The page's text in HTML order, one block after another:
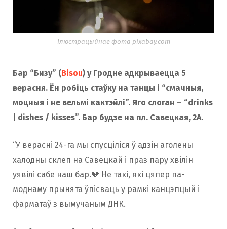
Ілюстрацыйнае фота pixabay.com
Бар “Бизу” (Bisou) у Гродне адкрываецца 5
верасня. Ён робіць стаўку на танцы і “смачныя,
моцныя і не вельмі кактэйлі”. Яго слоган – “drinks
| dishes / kisses”. Бар будзе на пл. Савецкая, 2А.
“У верасні 24-га мы спусціліся ў адзін аголены
халодны склеп на Савецкай і праз пару хвілін
уявілі сабе наш бар.💔 Не такі, які цяпер па-
моднаму прынята ўпісваць у рамкі канцэпцый і
фарматаў з вымучаным ДНК.